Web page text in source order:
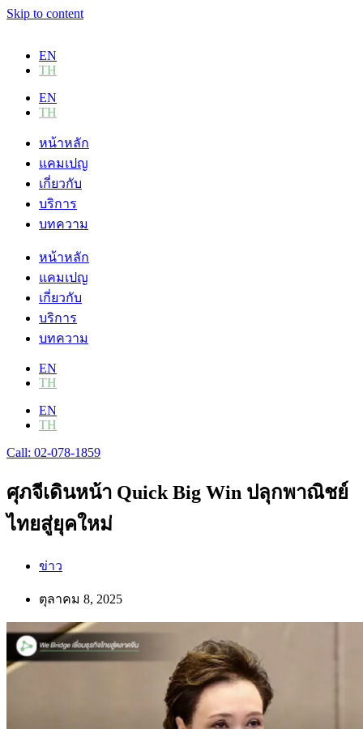
Skip to content
EN
TH
EN
TH
หน้าหลัก
แคมเปญ
เกี่ยวกับ
บริการ
บทความ
หน้าหลัก
แคมเปญ
เกี่ยวกับ
บริการ
บทความ
EN
TH
EN
TH
Call: 02-078-1859
ศุภจีเดินหน้า Quick Big Win ปลุกพาณิชย์
ไทยสู่ยุคใหม่
ข่าว
ตุลาคม 8, 2025